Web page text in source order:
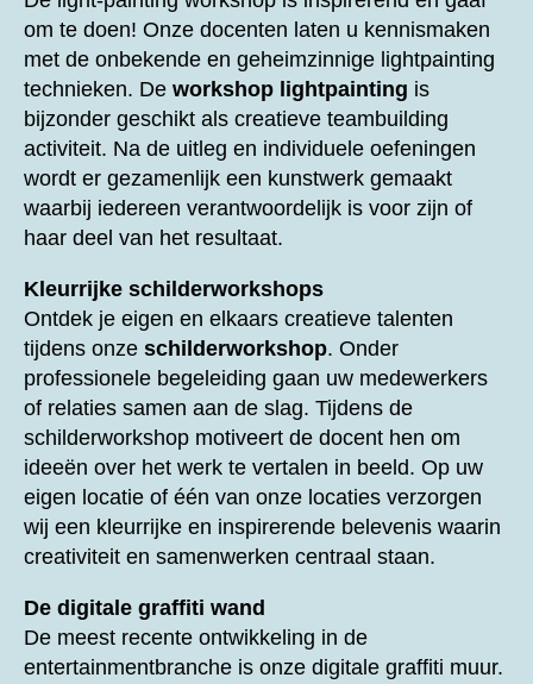
om te doen! Onze docenten laten u kennismaken
met de onbekende en geheimzinnige lightpainting
technieken. De workshop lightpainting is
bijzonder geschikt als creatieve teambuilding
activiteit. Na de uitleg en individuele oefeningen
wordt er gezamenlijk een kunstwerk gemaakt
waarbij iedereen verantwoordelijk is voor zijn of
haar deel van het resultaat.
Kleurrijke schilderworkshops
Ontdek je eigen en elkaars creatieve talenten
tijdens onze schilderworkshop. Onder
professionele begeleiding gaan uw medewerkers
of relaties samen aan de slag. Tijdens de
schilderworkshop motiveert de docent hen om
ideeën over het werk te vertalen in beeld. Op uw
eigen locatie of één van onze locaties verzorgen
wij een kleurrijke en inspirerende belevenis waarin
creativiteit en samenwerken centraal staan.
De digitale graffiti wand
De meest recente ontwikkeling in de
entertainmentbranche is onze digitale graffiti muur.